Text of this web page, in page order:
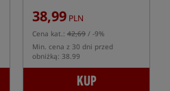
38,99 PLN
Cena kat.: 42,69 / -9%
Min. cena z 30 dni przed
obniżką: 38.99
KUP